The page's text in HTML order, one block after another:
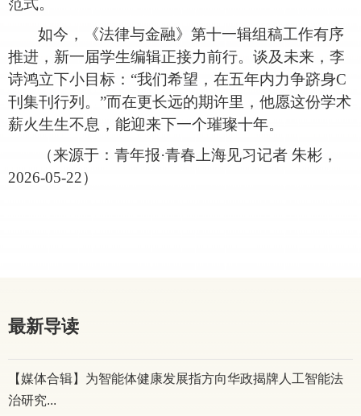
范式。
如今，《法律与金融》第十一辑组稿工作有序
推进，新一届学生编辑正接力前行。谈及未来，李
诗鸿立下小目标： “我们希望，在五年内力争跻身C
刊集刊行列。”而在更长远的期许里，他愿这份学术
薪火生生不息，能迎来下一个璀璨十年。
（来源于： 青年报·青春上海见习记者 朱彬 ，
2026-05-22）
最新导读